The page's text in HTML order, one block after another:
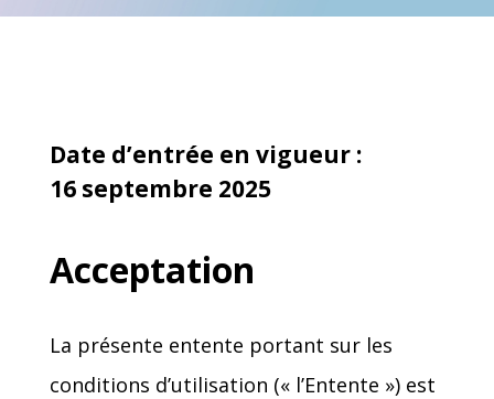
Date d’entrée en vigueur :
16 septembre 2025
Acceptation
La présente entente portant sur les
conditions d’utilisation (« l’Entente ») est